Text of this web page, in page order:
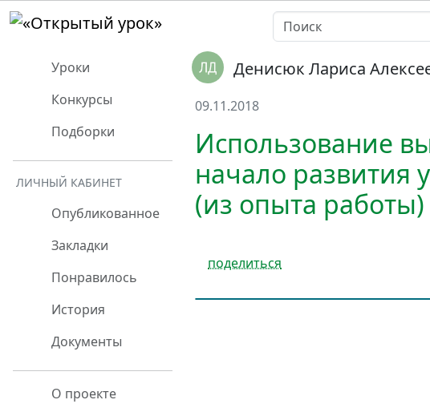
Уроки
Конкурсы
Подборки
ЛИЧНЫЙ КАБИНЕТ
Опубликованное
Закладки
Понравилось
История
Документы
О проекте
Денисюк Лариса
09.11.2018
Использование
начало развития
(из опыта работы)
поделиться